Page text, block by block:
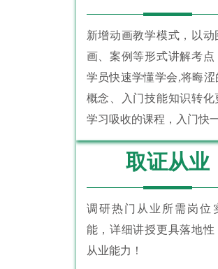
新增动画教学模式，以动
画、案例等形式讲解考点
学员快速学懂学会,将晦涩
概念、入门技能知识转化
学习吸收的课程，入门快
取证从业
调研热门从业所需岗位
能，详细讲授更具落地性
从业能力！